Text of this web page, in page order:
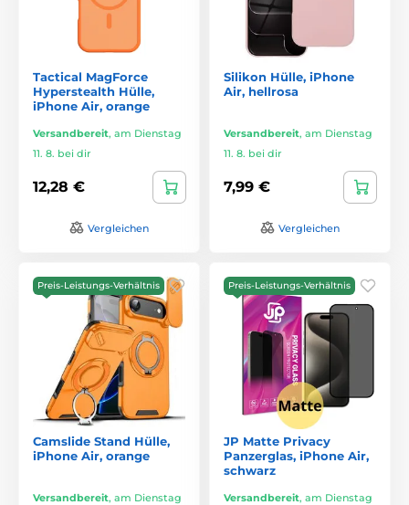
Tactical MagForce
Hyperstealth Hülle,
iPhone Air, orange
Versandbereit, am Dienstag
11. 8. bei dir
12,28 €
Vergleichen
Silikon Hülle, iPhone
Air, hellrosa
Versandbereit, am Dienstag
11. 8. bei dir
7,99 €
Vergleichen
Preis-Leistungs-Verhältnis
Camslide Stand Hülle,
iPhone Air, orange
Versandbereit, am Dienstag
Preis-Leistungs-Verhältnis
JP Matte Privacy
Panzerglas, iPhone Air,
schwarz
Versandbereit, am Dienstag